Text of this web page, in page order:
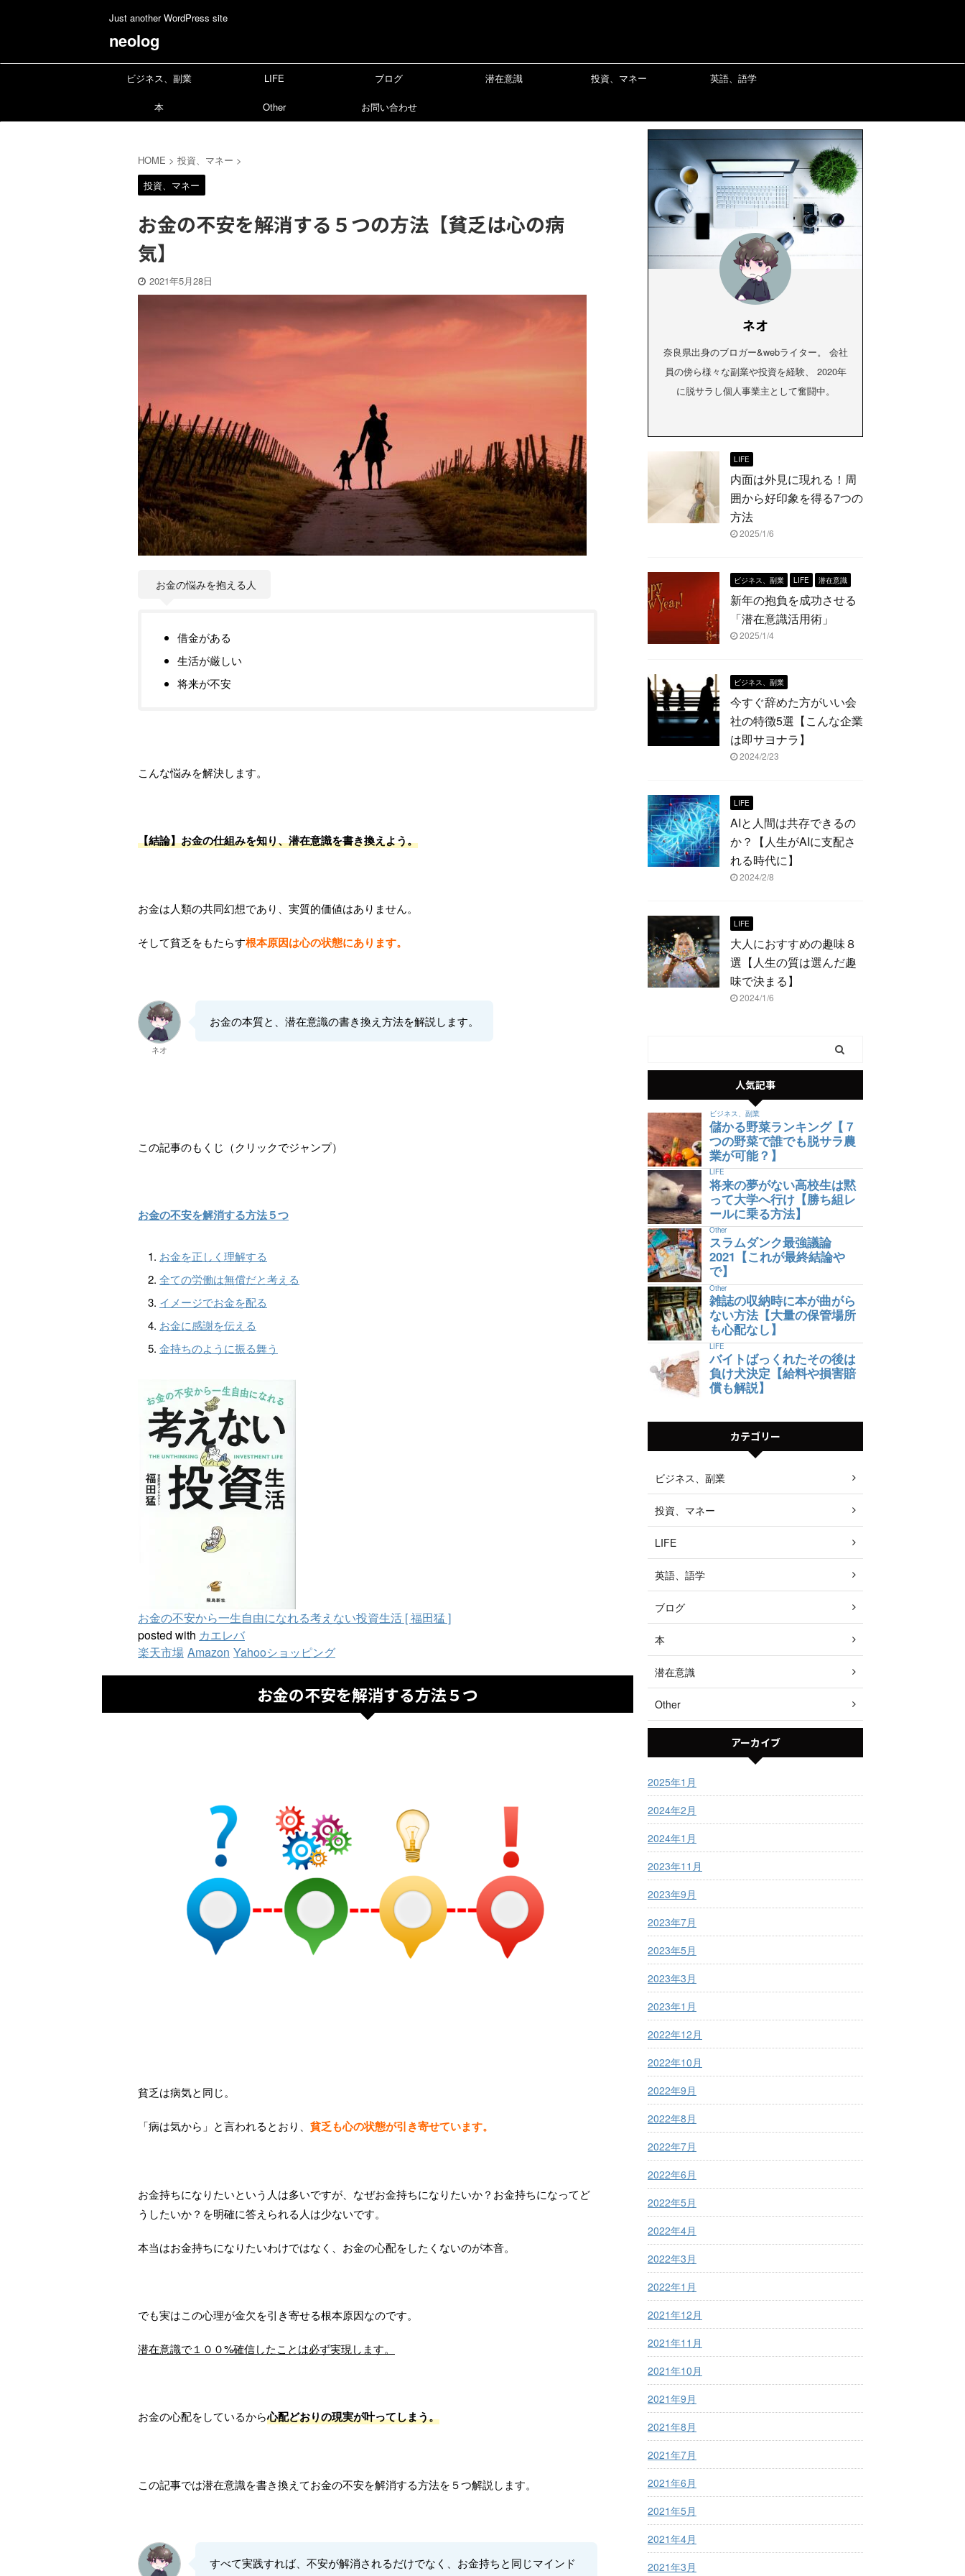
Just another WordPress site
neolog
ビジネス、副業 LIFE ブログ 潜在意識 投資、マネー 英語、語学
本 Other お問い合わせ
HOME > 投資、マネー >
投資、マネー
お金の不安を解消する５つの方法【貧乏は心の病
気】
2021年5月28日
お金の悩みを抱える人
借金がある
生活が厳しい
将来が不安
こんな悩みを解決します。
【結論】お金の仕組みを知り、潜在意識を書き換えよう。
お金は人類の共同幻想であり、実質的価値はありません。
そして貧乏をもたらす根本原因は心の状態にあります。
ネオ
お金の本質と、潜在意識の書き換え方法を解説します。
この記事のもくじ（クリックでジャンプ）
お金の不安を解消する方法５つ
お金を正しく理解する
全ての労働は無償だと考える
イメージでお金を配る
お金に感謝を伝える
金持ちのように振る舞う
お金の不安から一生自由になれる考えない投資生活 [ 福田猛 ]
posted with カエレバ
楽天市場 Amazon Yahooショッピング
お金の不安を解消する方法５つ
貧乏は病気と同じ。
「病は気から」と言われるとおり、 貧乏も心の状態が引き寄せています。
お金持ちになりたいという人は多いですが、なぜお金持ちになりたいか？お金持ちになってど
うしたいか？を明確に答えられる人は少ないです。
本当はお金持ちになりたいわけではなく、お金の心配をしたくないのが本音。
でも実はこの心理が金欠を引き寄せる根本原因なのです。
潜在意識で１００%確信したことは必ず実現します。
お金の心配をしているから心配どおりの現実が叶ってしまう。
この記事では潜在意識を書き換えてお金の不安を解消する方法を５つ解説します。
すべて実践すれば、不安が解消されるだけでなく、お金持ちと同じマインド
ネオ
奈良県出身のブロガー&webライター。 会社
員の傍ら様々な副業や投資を経験、 2020年
に脱サラし個人事業主として奮闘中。
LIFE
内面は外見に現れる！周
囲から好印象を得る7つの
方法
2025/1/6
ビジネス、副業 LIFE 潜在意識
新年の抱負を成功させる
「潜在意識活用術」
2025/1/4
ビジネス、副業
今すぐ辞めた方がいい会
社の特徴5選【こんな企業
は即サヨナラ】
2024/2/23
LIFE
AIと人間は共存できるの
か？【人生がAIに支配さ
れる時代に】
2024/2/8
LIFE
大人におすすめの趣味８
選【人生の質は選んだ趣
味で決まる】
2024/1/6
人気記事
ビジネス、副業
儲かる野菜ランキング【７
つの野菜で誰でも脱サラ農
業が可能？】
LIFE
将来の夢がない高校生は黙
って大学へ行け【勝ち組レ
ールに乗る方法】
Other
スラムダンク最強議論
2021【これが最終結論や
で】
Other
雑誌の収納時に本が曲がら
ない方法【大量の保管場所
も心配なし】
LIFE
バイトばっくれたその後は
負け犬決定【給料や損害賠
償も解説】
カテゴリー
ビジネス、副業
投資、マネー
LIFE
英語、語学
ブログ
本
潜在意識
Other
アーカイブ
2025年1月
2024年2月
2024年1月
2023年11月
2023年9月
2023年7月
2023年5月
2023年3月
2023年1月
2022年12月
2022年10月
2022年9月
2022年8月
2022年7月
2022年6月
2022年5月
2022年4月
2022年3月
2022年1月
2021年12月
2021年11月
2021年10月
2021年9月
2021年8月
2021年7月
2021年6月
2021年5月
2021年4月
2021年3月